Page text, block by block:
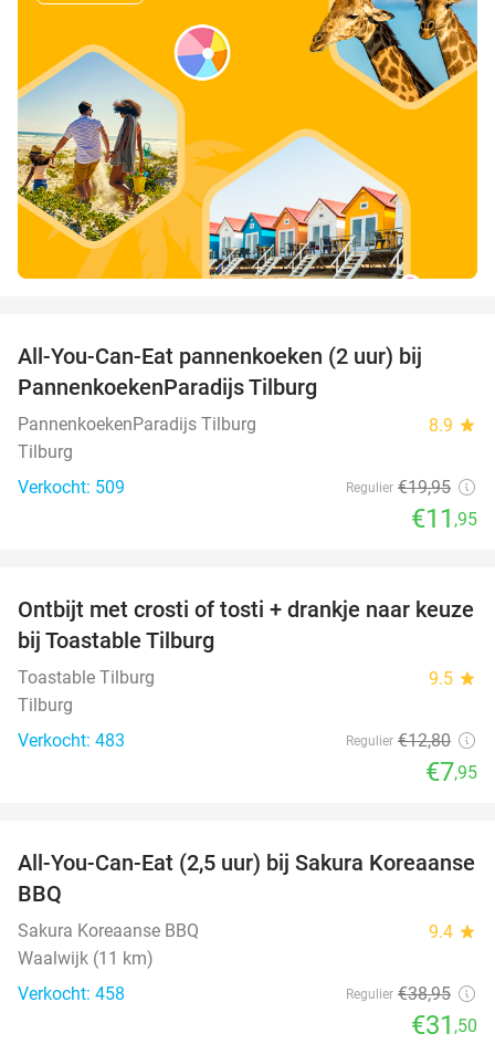
All-You-Can-Eat pannenkoeken (2 uur) bij
PannenkoekenParadijs Tilburg
PannenkoekenParadijs Tilburg 8.9 star
Tilburg
Verkocht: 509
Regulier €19,95
€11 ,95
38%
Ontbijt met crosti of tosti + drankje naar keuze
bij Toastable Tilburg
Toastable Tilburg 9.5 star
Tilburg
Verkocht: 483
Regulier €12,80
€7,95
19%
All-You-Can-Eat (2,5 uur) bij Sakura Koreaanse
BBQ
Sakura Koreaanse BBQ 9.4 star
Waalwijk (11 km)
Verkocht: 458
Regulier €38,95
€31 ,50